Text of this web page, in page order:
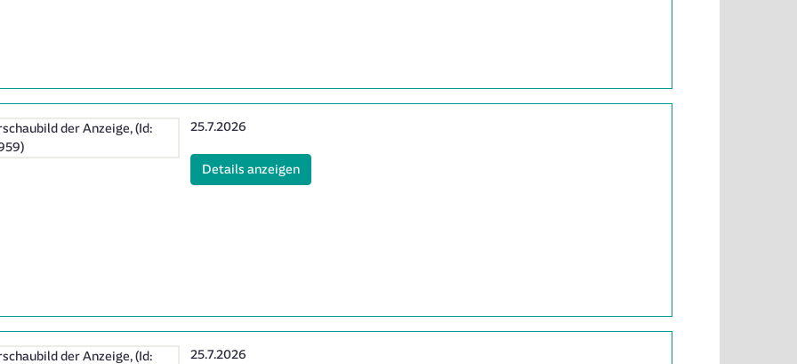
Erscheinungsdatum:
25.7.2026
Details anzeigen(ID: 2061959)
Erscheinungsdatum:
25.7.2026